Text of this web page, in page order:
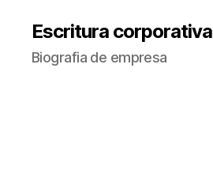
Escritura corporativa
Biografia de empresa